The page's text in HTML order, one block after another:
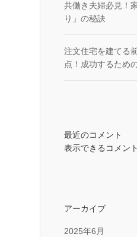
共働き夫婦必見！
り」の秘訣
注文住宅を建てる
点！成功するため
最近のコメント
表示できるコメン
アーカイブ
2025年6月